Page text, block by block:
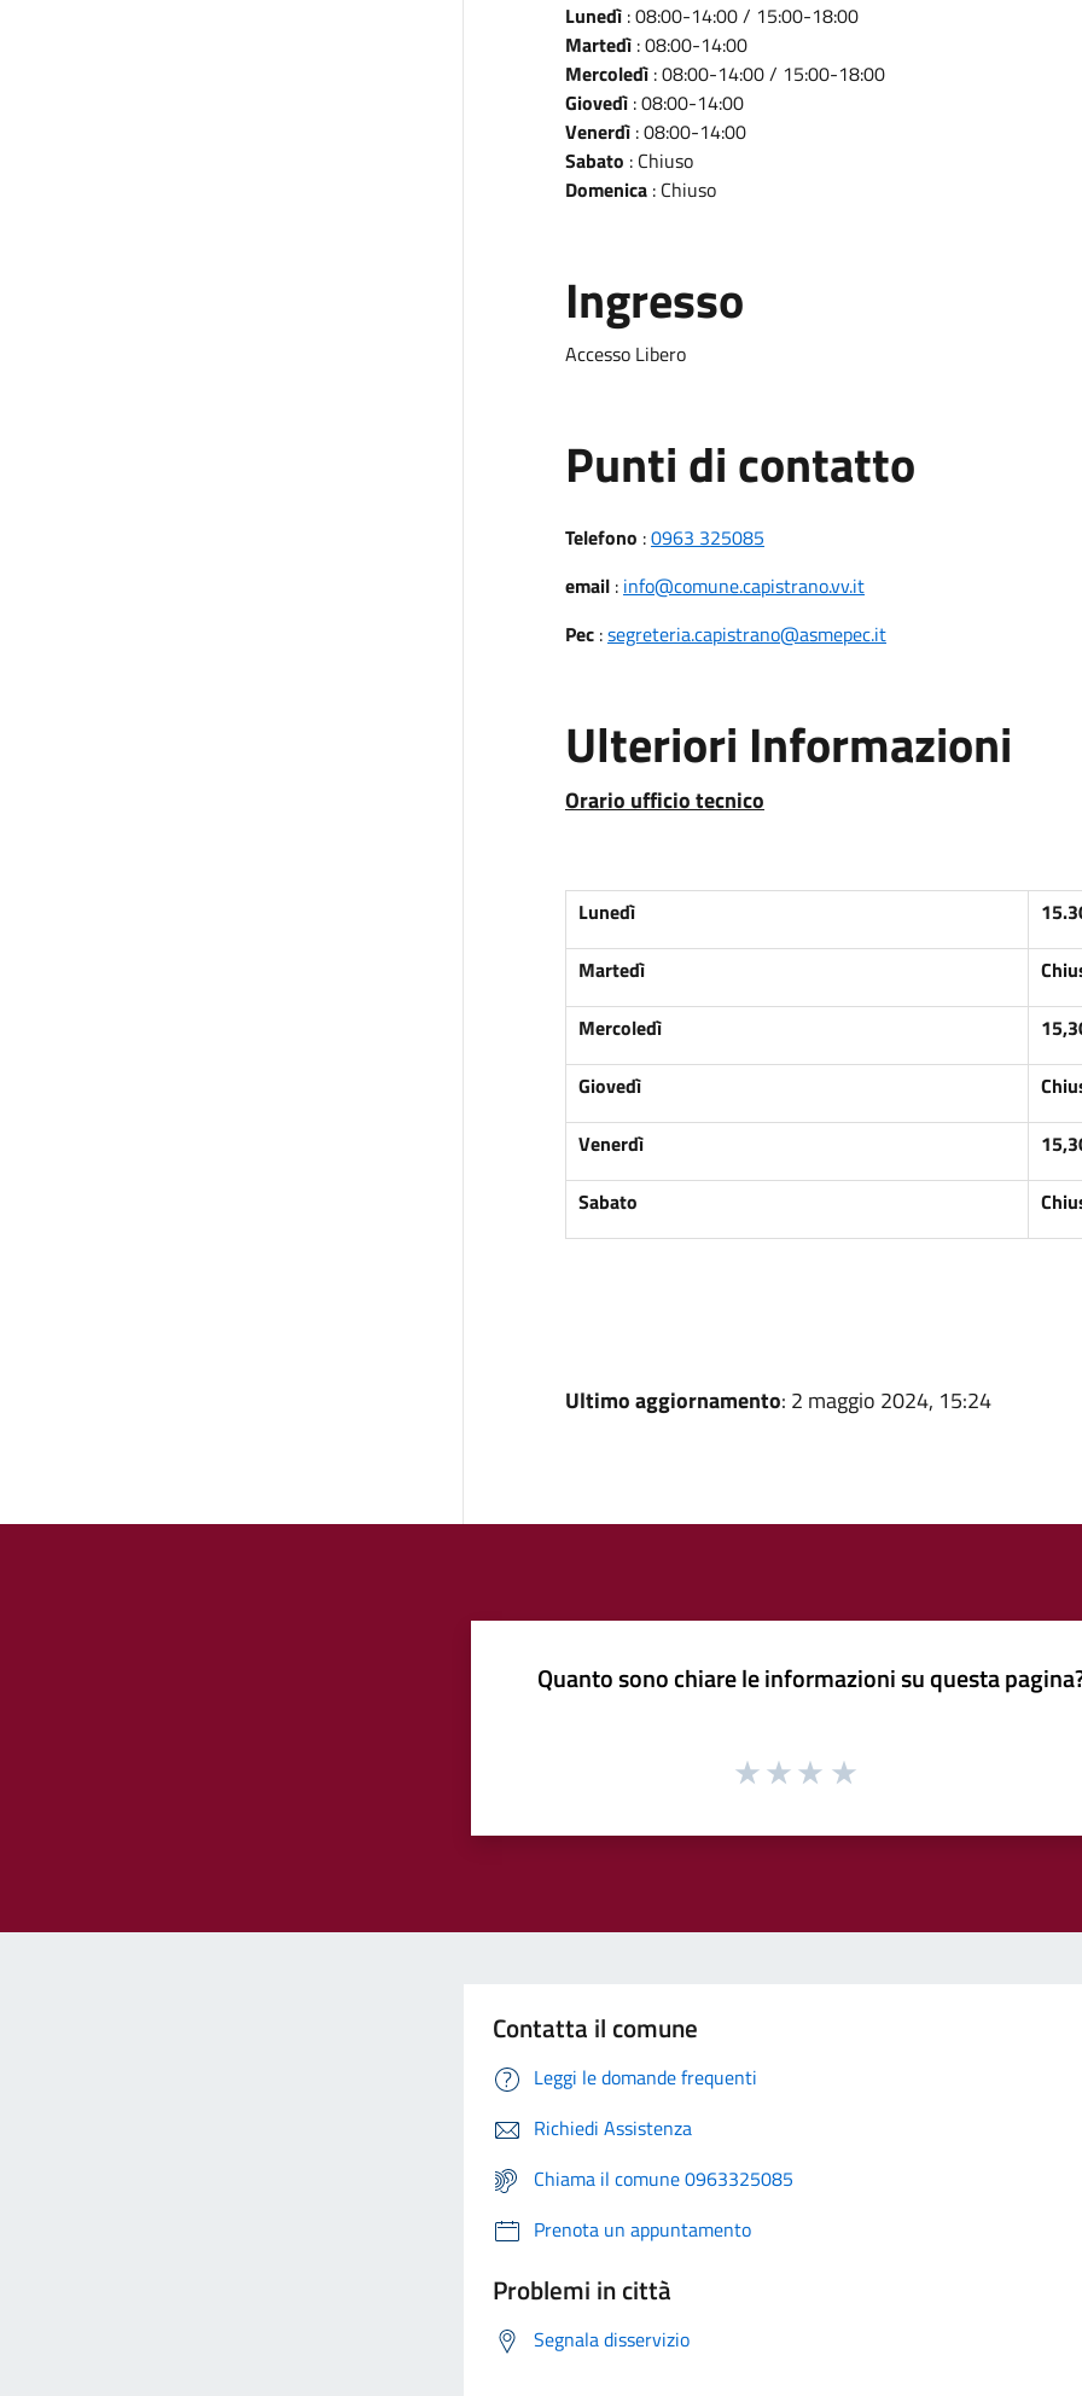
Lunedì: 08:00-14:00 / 15:00-18:00
Martedì: 08:00-14:00
Mercoledì: 08:00-14:00 / 15:00-18:00
Giovedì: 08:00-14:00
Venerdì: 08:00-14:00
Sabato : Chiuso
Domenica: Chiuso
Ingresso
Accesso Libero
Punti di contatto
Telefono :0963 325085
email: info@comune.capistrano.vv.it
Pec:segreteria.capistrano@asmepec.it
Ulteriori Informazioni
Orario ufficio tecnico
Lunedì
Martedì
Mercoledì
Giovedì
Venerdì
Sabato
Ultimo aggiornamento: 2 maggio 2024, 15:24
Quanto sono chiare le informazioni su questa
Contatta il comune
Leggi le domande frequenti
Richiedi Assistenza
Chiama il comune 0963325085
Prenota un appuntamento
Problemi in città
Segnala disservizio